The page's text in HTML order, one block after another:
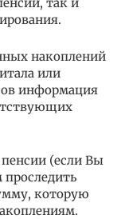
накоплений
или
информация
(если Вы
которую